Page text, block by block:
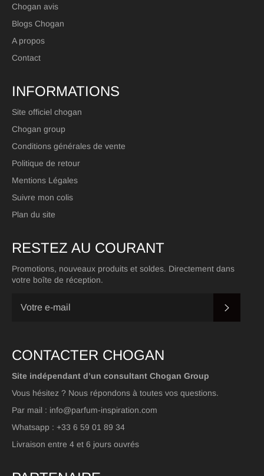
Chogan avis
Blogs Chogan
A propos
Contact
INFORMATIONS
Site officiel chogan
Chogan group
Conditions générales de vente
Politique de retour
Mentions Légales
Suivre mon colis
Plan du site
RESTEZ AU COURANT
Promotions, nouveaux produits et soldes. Directement dans
votre boîte de réception.
CONTACTER CHOGAN
Site indépendant d’un consultant Chogan Group
Vous hésitez ? Nous répondons à toutes vos questions.
Par mail : info@parfum-inspiration.com
Whatsapp : +33 6 59 01 89 34
Livraison entre 4 et 6 jours ouvrés